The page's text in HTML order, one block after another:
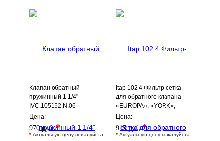
Клапан обратный
пружинный 1 1/4"
IVC.105162.N.06
Цена:
970 руб.*
* Актуальную цену пожалуйста
Itap 102 4 Фильтр-сетка
для обратного клапана
«EUROPA», «YORK»,
«ROMA
Цена:
915 руб.*
* Актуальную цену пожалуйста